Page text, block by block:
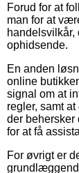
Forud for at
man for at
handelsvilkår,
ophidsende.
En anden
online
signal om at
regler, samt
der behersker
for at få
For øvrigt er